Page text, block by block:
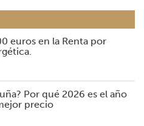
euros en la Renta por
Por qué 2026 es el año
precio